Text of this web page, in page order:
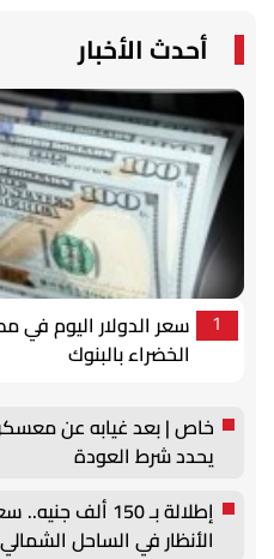
أحدث الأخبار
1
سعر الدولار اليوم في
الخضراء بالبنوك
خاص | بعد غيابه عن معسكر
يحدد شرط العودة
إطلالة بـ 150
الأنظار في الساحل الشمالي